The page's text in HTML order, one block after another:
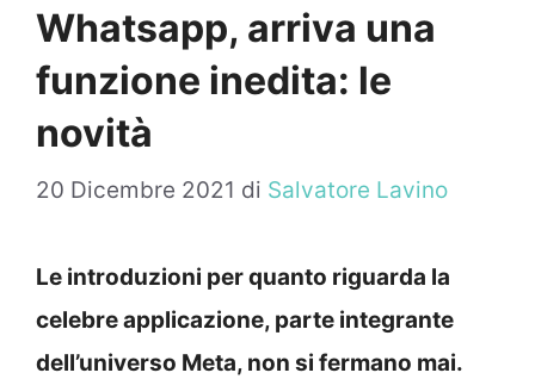
Whatsapp, arriva una
funzione inedita: le
novità
20 Dicembre 2021 di Salvatore Lavino
Le introduzioni per quanto riguarda la
celebre applicazione, parte integrante
dell’universo Meta, non si fermano mai.